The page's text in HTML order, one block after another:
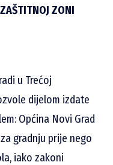
ZONI
u Trećoj
dijelom izdate
Općina Novi Grad
gradnju prije nego
iako zakoni